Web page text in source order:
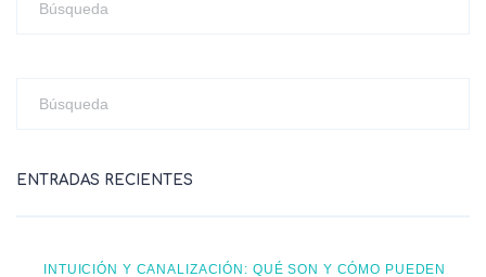
ENTRADAS RECIENTES
INTUICIÓN Y CANALIZACIÓN: QUÉ SON Y CÓMO PUEDEN